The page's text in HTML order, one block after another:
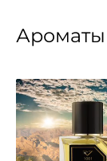
Ароматы